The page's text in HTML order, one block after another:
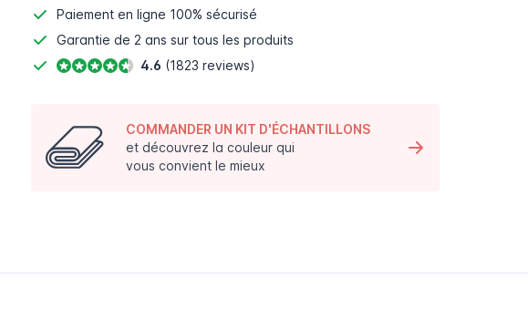
Paiement en ligne 100% sécurisé
Garantie de 2 ans sur tous les produits
4.6 (1823 reviews)
COMMANDER UN KIT D'ÉCHANTILLONS
et découvrez la couleur qui
vous convient le mieux